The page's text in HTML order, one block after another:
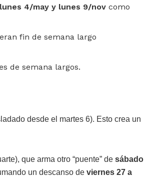
4/may y lunes 9/nov como
fin de semana largo
de semana largos.
desde el martes 6). Esto crea un
que arma otro “puente” de sábado
un descanso de viernes 27 a